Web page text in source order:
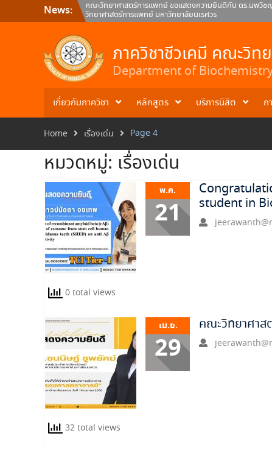
content
News: คณะวิทยาศาสตร์การแพทย์ ขอแสดงความยินดีกับ ดร.นพวิชญ์
วิทยาศาสตร์การแพทย์ มหาวิทยาลัยนเรศวร
คณะวิทยาศาสตร์การแพทย์ มหาวิทยาลัยนเรศวร ขอแสดงคว
คณะวิทยาศาสตร์การแพทย์ ขอแสดงความยินดีกับ ผศ.ดร.สมภ
คณะวิทยาศาสตร์การแพทย์ มหาวิทยาลัยนเรศวร
ภาควิชาชีวเคมี คณะวิท
Department of
เกี่ยวกับภาควิชา หลักสูตร บริการนิสิต ก
Home เรื่องเด่น Page 4
หมวดหมู่: เรื่องเด่น
พ.ค.
21
student in
0 total views
เม.ย.
29
คณะวิทยาศา
32 total views